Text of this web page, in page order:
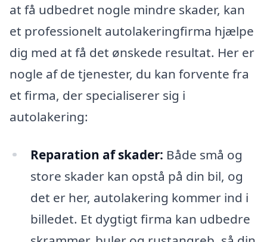
at få udbedret nogle mindre skader, kan
et professionelt autolakeringfirma hjælpe
dig med at få det ønskede resultat. Her er
nogle af de tjenester, du kan forvente fra
et firma, der specialiserer sig i
autolakering:
Reparation af skader: Både små og
store skader kan opstå på din bil, og
det er her, autolakering kommer ind i
billedet. Et dygtigt firma kan udbedre